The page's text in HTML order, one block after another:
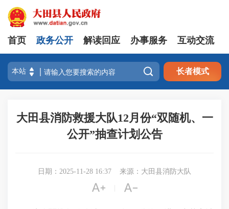
首页 政务公开 解读回应 办事服务 互动交流
 长者模式
大田县消防救援大队12月份“双随机、一
公开”抽查计划公告
日期：2025-11-28 16:37 来源：大田县消防大队
 